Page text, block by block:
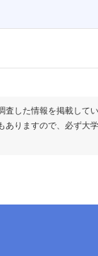
査した情報を掲載して
ありますので、必ず大